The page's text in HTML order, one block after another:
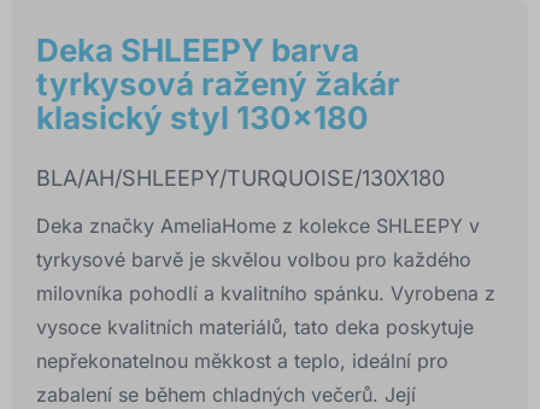
Deka SHLEEPY barva
tyrkysová ražený žakár
klasický styl 130x180
BLA/AH/SHLEEPY/TURQUOISE/130X180
Deka značky AmeliaHome z kolekce SHLEEPY v
tyrkysové barvě je skvělou volbou pro každého
milovníka pohodlí a kvalitního spánku. Vyrobena z
vysoce kvalitních materiálů, tato deka poskytuje
nepřekonatelnou měkkost a teplo, ideální pro
zabalení se během chladných večerů. Její